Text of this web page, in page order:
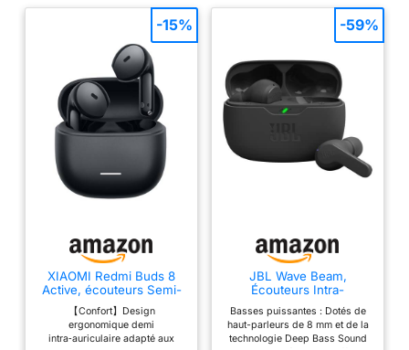
XIAOMI Redmi Buds 8
Active, écouteurs Semi-
Intra, autonomie 37h,
Noir
【Confort】Design
ergonomique demi
intra‑auriculaire adapté aux
-15%
JBL Wave Beam,
Écouteurs Intra-
Résistance à l'Eau IP54
et IPX2, Appels Mains
Libres et Batterie à
Basses puissantes : Dotés de
haut-parleurs de 8 mm et de la
technologie Deep Bass Sound
-59%